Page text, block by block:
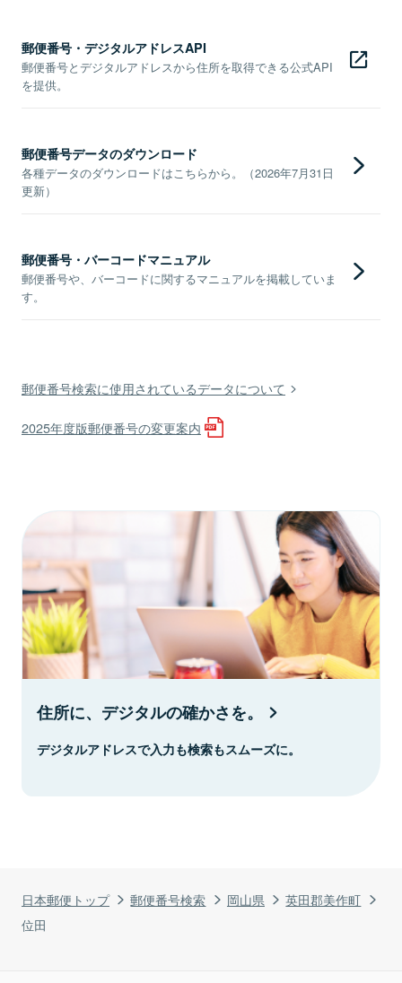
日本郵便トップ 郵便番号検索 岡山県
英田郡美作町
位田
郵便番号・デジタルアドレスAPI
郵便番号とデジタルアドレスから住所を取得できる公式API
を提供。
郵便番号データのダウンロード
各種データのダウンロードはこちらから。（2026年7月31日
更新）
郵便番号・バーコードマニュアル
郵便番号や、バーコードに関するマニュアルを掲載していま
す。
郵便番号検索に使用されているデータについて
2025年度版郵便番号の変更案内
住所に、デジタルの確かさを。
デジタルアドレスで入力も検索もスムーズに。